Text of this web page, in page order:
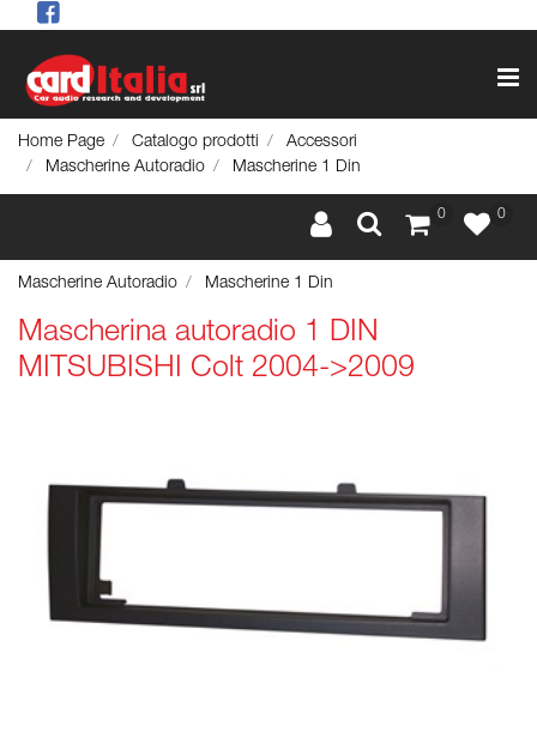
Home Page Catalogo prodotti
Accessori
Mascherine Autoradio
Mascherine 1 Din
0 0
Mascherine Autoradio Mascherine 1 Din
Mascherina autoradio 1 DIN
MITSUBISHI Colt 2004->2009